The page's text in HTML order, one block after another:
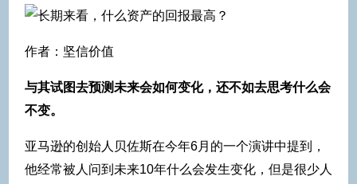
作者：坚信价值
与其试图去预测未来会如何变化，还不如去思考什么会
不变。
亚马逊的创始人贝佐斯在今年6月的一个演讲中提到，
他经常被人问到未来10年什么会发生变化，但是很少人